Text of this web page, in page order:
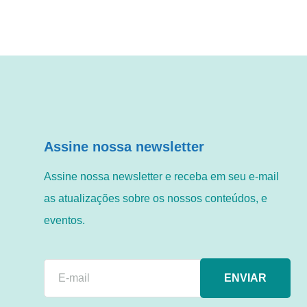
Assine nossa newsletter
Assine nossa newsletter e receba em seu e-mail
as atualizações sobre os nossos conteúdos, e
eventos.
ENVIAR